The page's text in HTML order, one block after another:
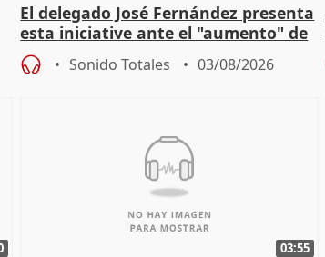
El delegado José Fernández presenta
esta iniciative ante el "aumento" de
personas sin hogar en Madri
Sonido Totales 03/08/2026
03:55